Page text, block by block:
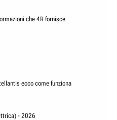
che 4R fornisce
ecco come funziona
- 2026